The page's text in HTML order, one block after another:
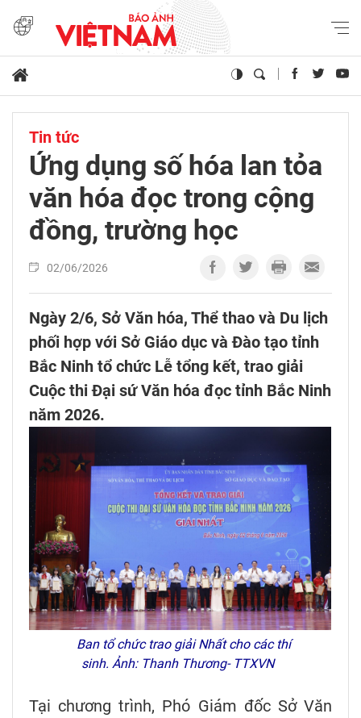
Tin tức
Ứng dụng số hóa lan tỏa
văn hóa đọc trong cộng
đồng, trường học
02/06/2026
Ngày 2/6, Sở Văn hóa, Thể thao và Du lịch
phối hợp với Sở Giáo dục và Đào tạo tỉnh
Bắc Ninh tổ chức Lễ tổng kết, trao giải
Cuộc thi Đại sứ Văn hóa đọc tỉnh Bắc Ninh
năm 2026.
Ban tổ chức trao giải Nhất cho các thí
sinh. Ảnh: Thanh Thương- TTXVN
Tại chương trình, Phó Giám đốc Sở Văn